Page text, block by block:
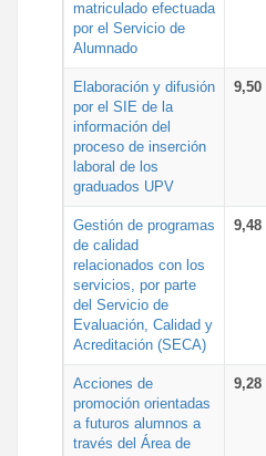
matriculado efectuada
por el Servicio de
Alumnado
Elaboración y difusión
por el SIE de la
información del
proceso de inserción
laboral de los
graduados UPV
9,50
Gestión de programas
de calidad
relacionados con los
servicios, por parte
del Servicio de
Evaluación, Calidad y
Acreditación (SECA)
9,48
Acciones de
promoción orientadas
a futuros alumnos a
través del Área de
9,28